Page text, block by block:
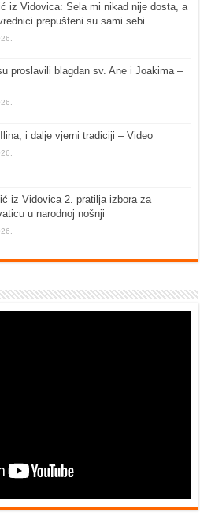
iz Vidovica: Sela mi nikad nije dosta, a
prepušteni su sami sebi
proslavili blagdan sv. Ane i Joakima –
i dalje vjerni tradiciji – Video
iz Vidovica 2. pratilja izbora za
u narodnoj nošnji